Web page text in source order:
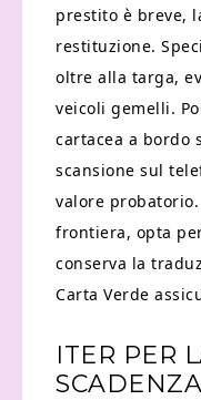
prestito è breve,
restituzione.
oltre alla targa,
veicoli gemelli.
cartacea a bordo
scansione sul
valore
frontiera, opta
conserva la
Carta Verde
ITER PER